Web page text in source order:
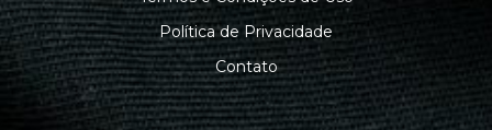
Política de Privacidade
Contato